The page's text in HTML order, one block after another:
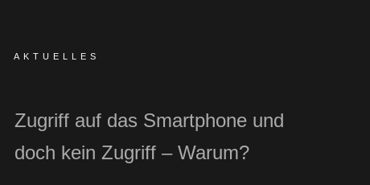
AKTUELLES
Zugriff auf das Smartphone und
doch kein Zugriff – Warum?